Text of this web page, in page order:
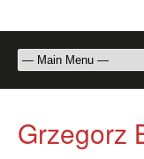
Grzegorz